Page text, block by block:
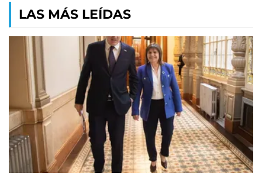
LAS MÁS LEÍDAS